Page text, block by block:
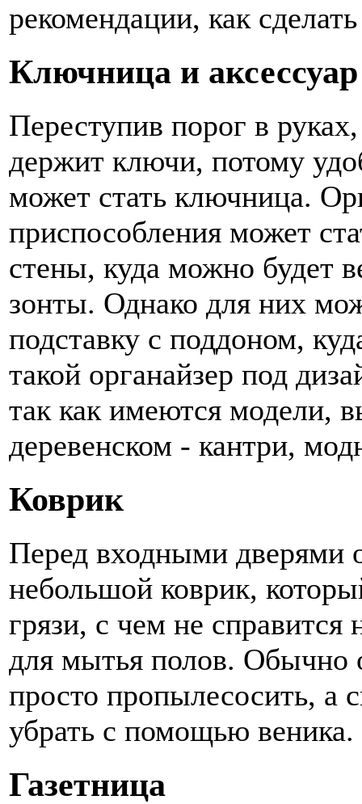
рекомендации, как
Ключница и
Переступив порог в
держит ключи, потому
может стать ключница.
приспособления может
стены, куда можно будет
зонты. Однако для них
подставку с поддоном,
такой органайзер под
так как имеются модели,
деревенском - кантри,
Коврик
Перед входными дверями
небольшой коврик,
грязи, с чем не справится
для мытья полов. Обычно
просто пропылесосить, а
убрать с помощью веника.
Газетница